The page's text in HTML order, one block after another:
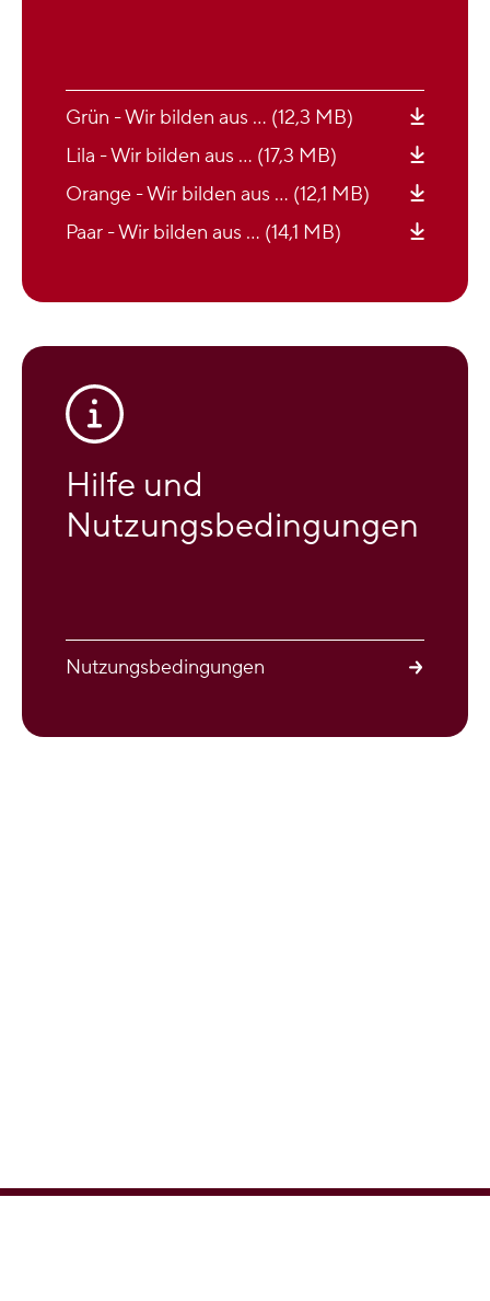
Grün - Wir bilden aus … (12,3 MB)
Lila - Wir bilden aus … (17,3 MB)
Orange - Wir bilden aus … (12,1 MB)
Paar - Wir bilden aus … (14,1 MB)
Hilfe und
Nutzungsbedingungen
Nutzungsbedingungen